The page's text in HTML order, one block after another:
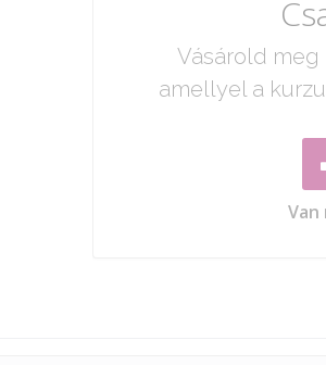
Vásárold meg
amellyel a
Van